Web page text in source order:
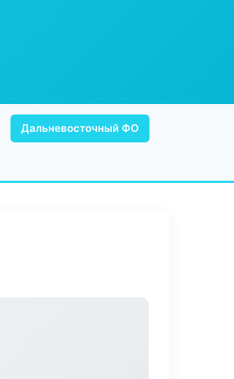
Дальневосточный ФО